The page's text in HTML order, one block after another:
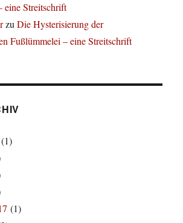
eine Streitschrift
zuDie Hysterisierung der
Fußlümmelei – eine Streitschrift
(1)
(1)